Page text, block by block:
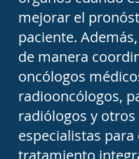
pueden
mediante cirugía
laparoscópica o
por tecnología
lo que reduce el
postoperatorio,
mejorar el
paciente.
de manera
oncólogos
radiooncólogos,
radiólogos y otros
especialistas
tratamiento